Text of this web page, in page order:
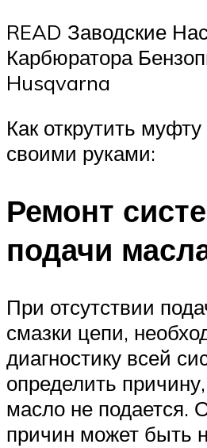
READ Заводские
Карбюратора
Husqvarna
Как открутить
своими руками:
Ремонт
подачи
При отсутствии
смазки цепи,
диагностику всей
определить
масло не подается.
причин может быть